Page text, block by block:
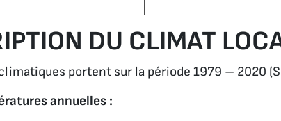
DU CLIMAT
portent sur la période 1979 – 2020
annuelles :